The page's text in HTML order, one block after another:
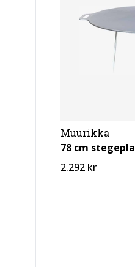
Muurikka
78 cm
2.292 kr